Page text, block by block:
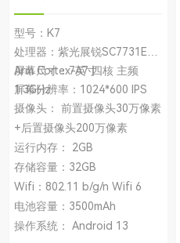
型号：K7
处理器：紫光展锐SC7731E
Arm Cortex-A7 四核 主频
1.3GHz
屏幕尺寸：7英寸
屏幕分辨率：1024*600 IPS
摄像头： 前置摄像头30万像素
+后置摄像头200万像素
运行内存： 2GB
存储容量：32GB
Wifi：802.11 b/g/n Wifi 6
电池容量：3500mAh
操作系统： Android 13